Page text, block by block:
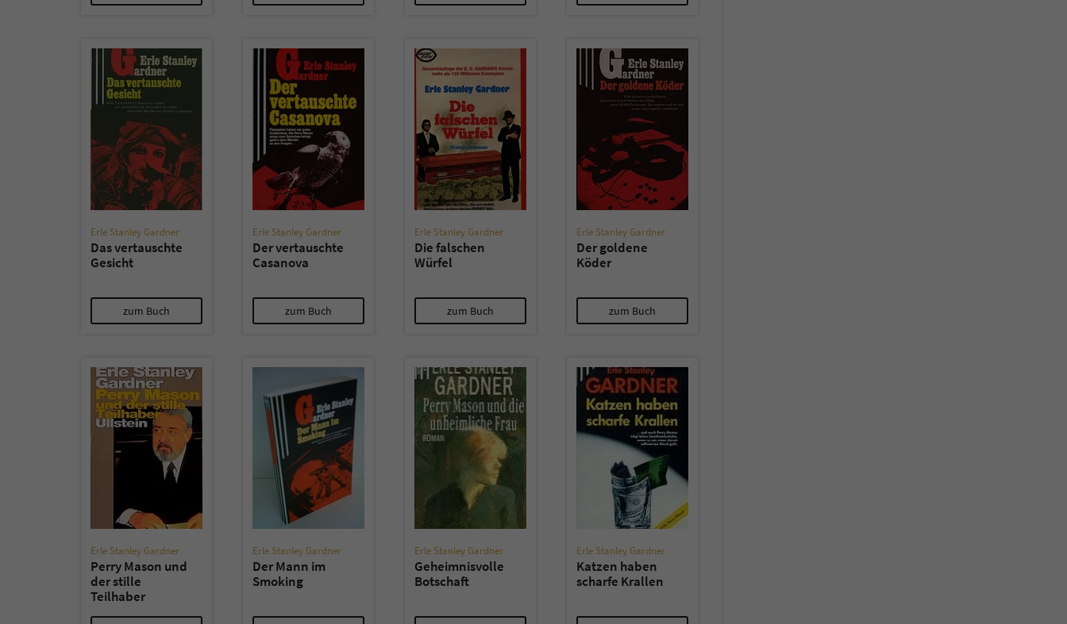
Erle Stanley Gardner
Das vertauschte
Gesicht
zum Buch
Erle Stanley Gardner
Der vertauschte
Casanova
zum Buch
Erle Stanley Gardner
Die falschen
Würfel
zum Buch
Erle Stanley Gardner
Der goldene
Köder
zum Buch
Erle Stanley Gardner
Perry Mason und
der stille
Teilhaber
Erle Stanley Gardner
Der Mann im
Smoking
Erle Stanley Gardner
Geheimnisvolle
Botschaft
Erle Stanley Gardner
Katzen haben
scharfe Krallen